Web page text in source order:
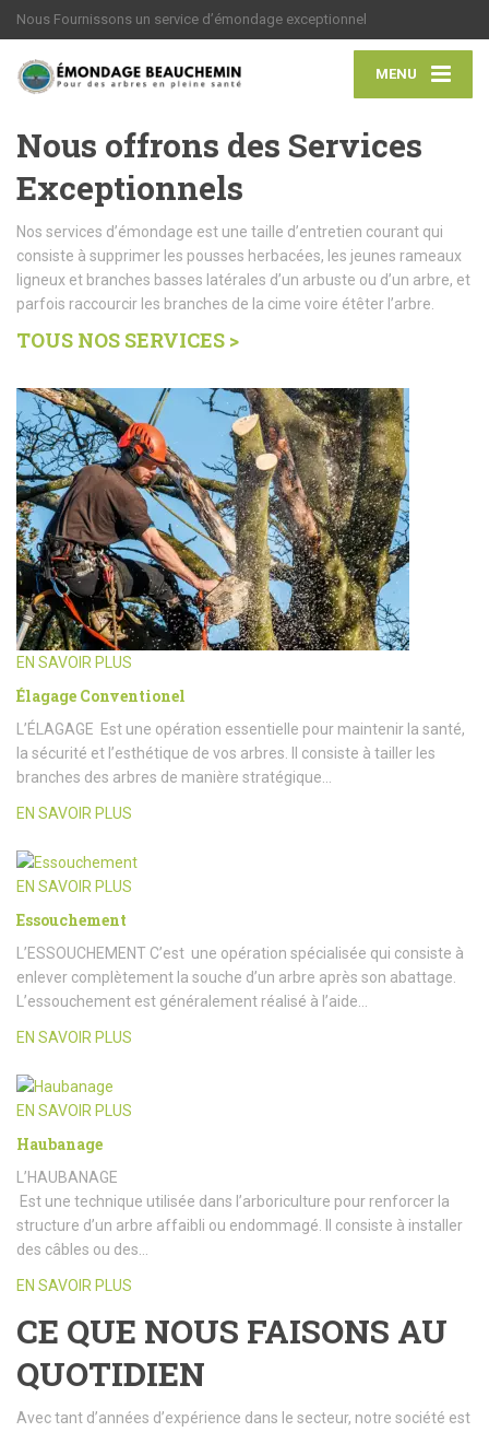
Nous Fournissons un service d’émondage exceptionnel
MENU
Nous offrons des Services
Exceptionnels
Nos services d’émondage est une taille d’entretien courant qui
consiste à supprimer les pousses herbacées, les jeunes rameaux
ligneux et branches basses latérales d’un arbuste ou d’un arbre, et
parfois raccourcir les branches de la cime voire étêter l’arbre.
TOUS NOS SERVICES >
EN SAVOIR PLUS
Élagage Conventionel
L’ÉLAGAGE Est une opération essentielle pour maintenir la santé,
la sécurité et l’esthétique de vos arbres. Il consiste à tailler les
branches des arbres de manière stratégique…
EN SAVOIR PLUS
EN SAVOIR PLUS
Essouchement
L’ESSOUCHEMENT C’est une opération spécialisée qui consiste à
enlever complètement la souche d’un arbre après son abattage.
L’essouchement est généralement réalisé à l’aide…
EN SAVOIR PLUS
EN SAVOIR PLUS
Haubanage
L’HAUBANAGE
Est une technique utilisée dans l’arboriculture pour renforcer la
structure d’un arbre affaibli ou endommagé. Il consiste à installer
des câbles ou des…
EN SAVOIR PLUS
CE QUE NOUS FAISONS AU
QUOTIDIEN
Avec tant d’années d’expérience dans le secteur, notre société est